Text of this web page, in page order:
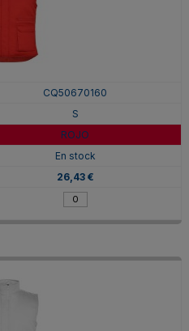
CQ50670160
S
ROJO
En stock
26,43 €